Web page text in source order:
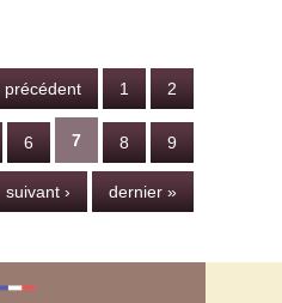
précédent 1 2
6 7 8 9
suivant › dernier »